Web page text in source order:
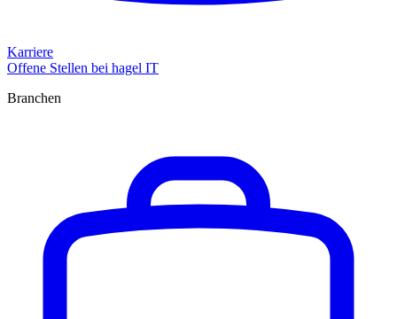
Karriere
Offene Stellen bei hagel IT
Branchen